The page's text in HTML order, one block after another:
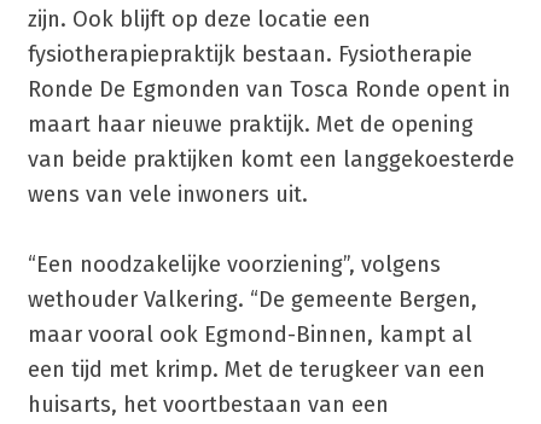
zijn. Ook blijft op deze locatie een
fysiotherapiepraktijk bestaan. Fysiotherapie
Ronde De Egmonden van Tosca Ronde opent in
maart haar nieuwe praktijk. Met de opening
van beide praktijken komt een langgekoesterde
wens van vele inwoners uit.
“Een noodzakelijke voorziening”, volgens
wethouder Valkering. “De gemeente Bergen,
maar vooral ook Egmond-Binnen, kampt al
een tijd met krimp. Met de terugkeer van een
huisarts, het voortbestaan van een